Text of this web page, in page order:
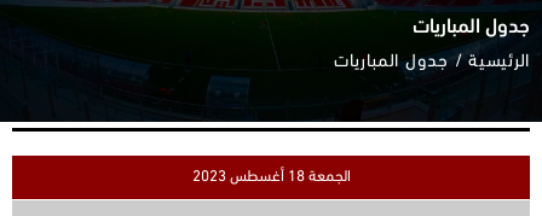
جدول المباريات
الرئيسية جدول المباريات
الجمعة 18 أغسطس 2023